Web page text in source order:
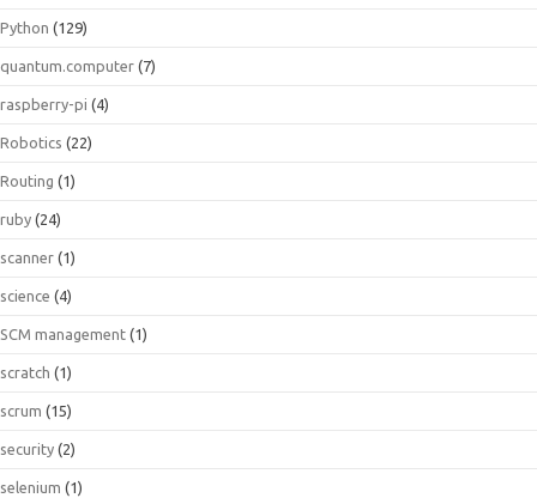
Python (129)
quantum.computer (7)
raspberry-pi (4)
Robotics (22)
Routing (1)
ruby (24)
scanner (1)
science (4)
SCM management (1)
scratch (1)
scrum (15)
security (2)
selenium (1)